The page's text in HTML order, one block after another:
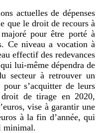
actuelles de dépenses
que le droit de recours à
pour être porté à
Ce niveau a vocation à
effectif des redevances
lui-même dépendra de
secteur à retrouver un
s’acquitter de leurs
de tirage en 2020,
vise à garantir une
à la fin d’année, qui
minimal.